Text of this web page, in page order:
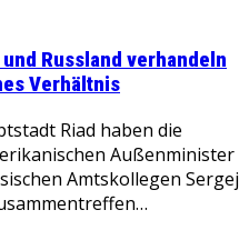
Russland verhandeln
Verhältnis
Riad haben die
Außenminister
Amtskollegen Sergej